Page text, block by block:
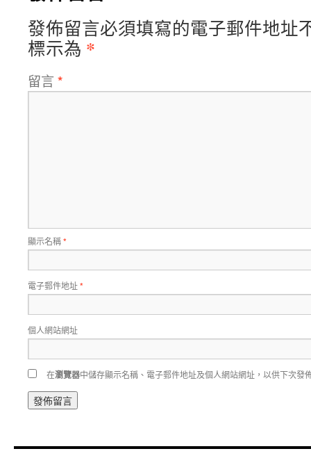
發佈留言必須填寫的電子郵件地址
標示為 *
留言 *
顯示名稱*
電子郵件地址*
個人網站網址
在瀏覽器中儲存顯示名稱、電子郵件地址及個人網站網址，以供下次發